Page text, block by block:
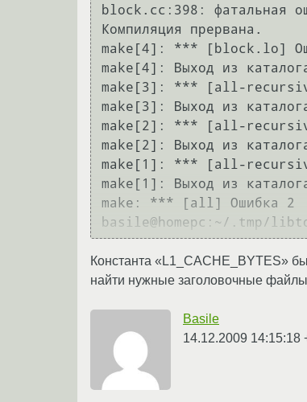
block.cc:398: фатальная
Компиляция прервана.
make[4]: *** [block.lo]
make[4]: Выход из
make[3]: *** [all-
make[3]: Выход из
make[2]: *** [all-
make[2]: Выход из
make[1]: *** [all-
make[1]: Выход из
make: *** [all] Ошибка 2
Константа «L1_CACHE_BYTES»
найти нужные заголовочные
Basile
14.12.2009 14:15:18